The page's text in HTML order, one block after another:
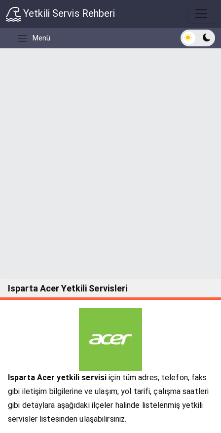
Yetkili Servis Rehberi
Menü Açık/Koyu
Isparta Acer Yetkili Servisleri
Isparta Acer yetkili servisi için tüm adres, telefon, faks
gibi iletişim bilgilerine ve ulaşım, yol tarifi, çalışma saatleri
gibi detaylara aşağıdaki ilçeler halinde listelenmiş yetkili
servisler listesinden ulaşabilirsiniz.